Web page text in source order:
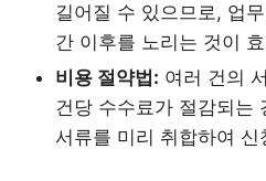
길어질 수 있으므로, 업
간 이후를 노리는 것이
비용 절약법: 여러 건의
건당 수수료가 절감되는
서류를 미리 취합하여